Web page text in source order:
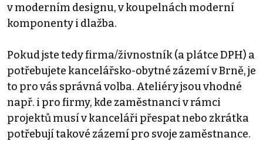
v moderním designu, v koupelnách moderní
komponenty i dlažba.
Pokud jste tedy firma/živnostník (a plátce DPH) a
potřebujete kancelářsko-obytné zázemí v Brně, je
to pro vás správná volba. Ateliéry jsou vhodné
např. i pro firmy, kde zaměstnanci v rámci
projektů musí v kanceláři přespat nebo zkrátka
potřebují takové zázemí pro svoje zaměstnance.